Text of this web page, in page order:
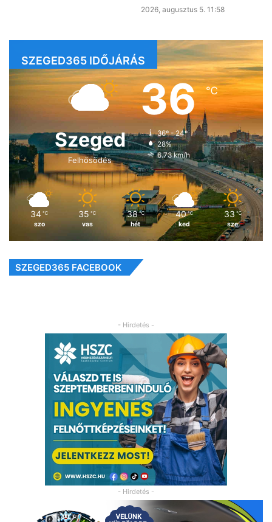
2026, augusztus 5. 11:58
SZEGED365 IDŐJÁRÁS
Szeged
Felhősödés
36℃
36º - 24º
28%
6.73 km/h
34 ℃
szo
35 ℃
vas
38 ℃
hét
40 ℃
ked
33 ℃
sze
SZEGED365 FACEBOOK
- Hirdetés -
- Hirdetés -